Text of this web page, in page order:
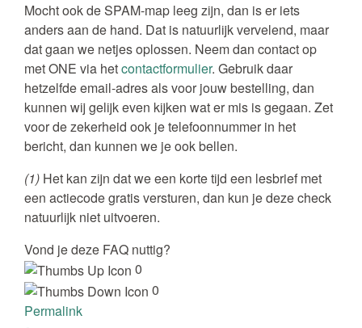
Mocht ook de SPAM-map leeg zijn, dan is er iets
anders aan de hand. Dat is natuurlijk vervelend, maar
dat gaan we netjes oplossen. Neem dan contact op
met ONE via hetcontactformulier. Gebruik daar
hetzelfde email-adres als voor jouw bestelling, dan
kunnen wij gelijk even kijken wat er mis is gegaan. Zet
voor de zekerheid ook je telefoonnummer in het
bericht, dan kunnen we je ook bellen.
(1) Het kan zijn dat we een korte tijd een lesbrief met
een actiecode gratis versturen, dan kun je deze check
natuurlijk niet uitvoeren.
Vond je deze FAQ nuttig?
0
0
Permalink